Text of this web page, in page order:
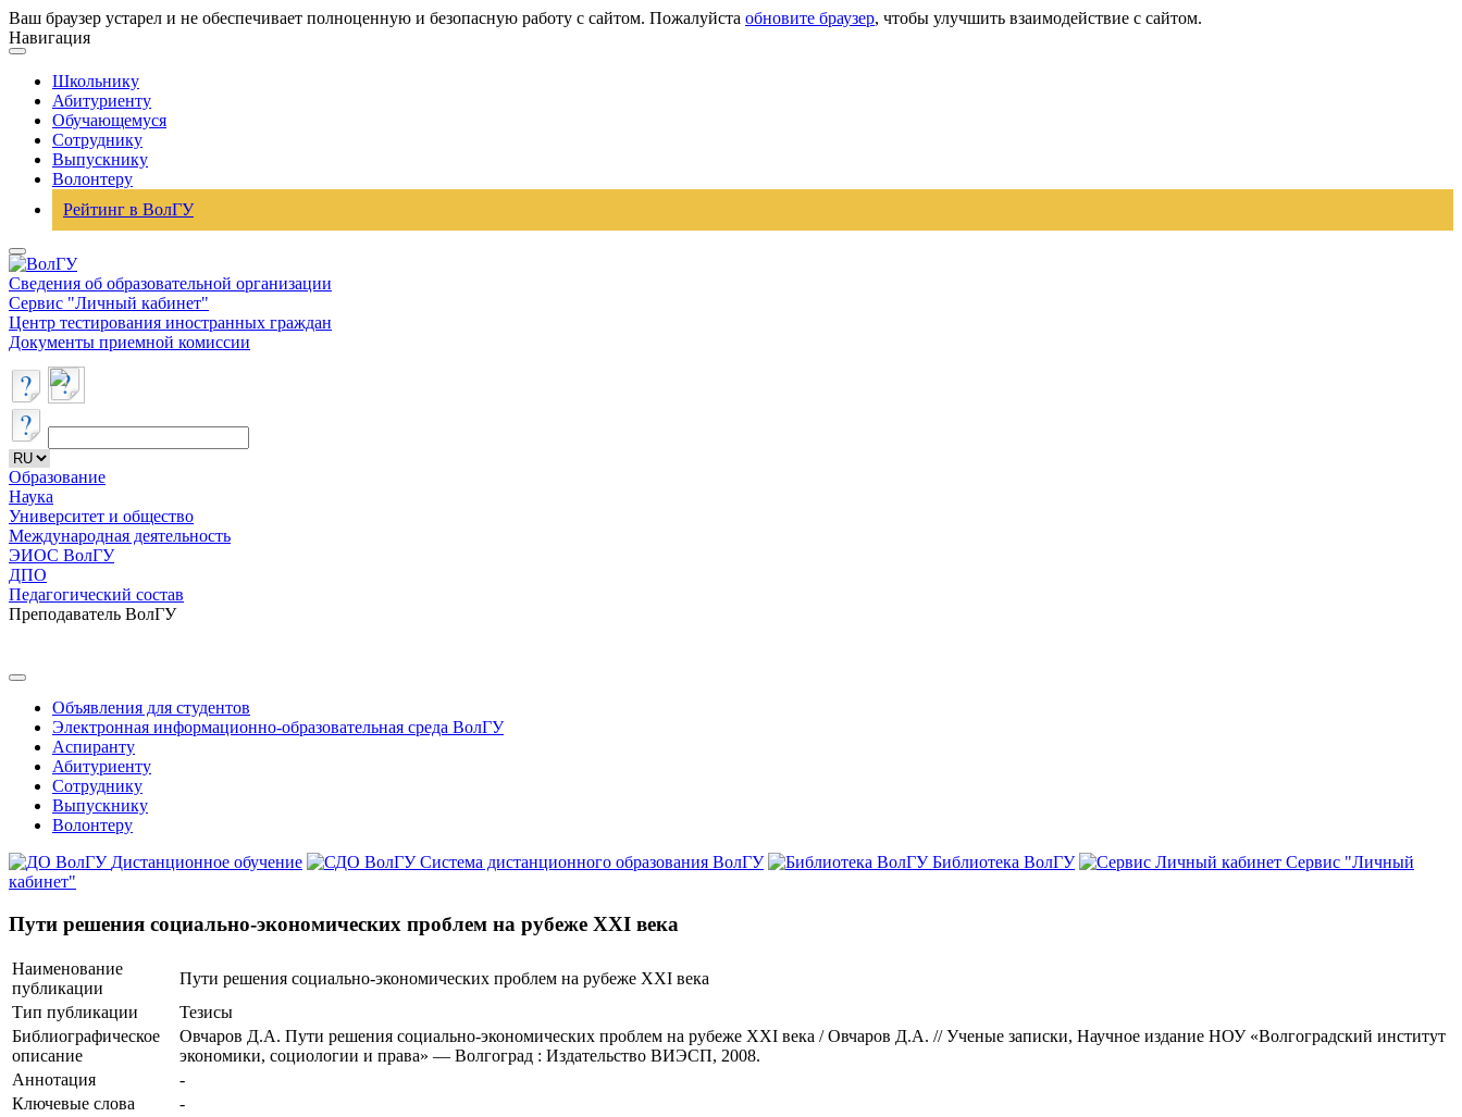
Ваш браузер устарел и не обеспечивает полноценную и безопасную работу с сайтом. Пожалуйста обновите браузер, чтобы улучшить взаимодействие с сайтом.
Навигация
Школьнику
Абитуриенту
Обучающемуся
Сотруднику
Выпускнику
Волонтеру
Рейтинг в ВолГУ
Сведения об образовательной организации
Сервис "Личный кабинет"
Центр тестирования иностранных граждан
Документы приемной комиссии
Образование
Наука
Университет и общество
Международная деятельность
ЭИОС ВолГУ
ДПО
Педагогический состав
Преподаватель ВолГУ
Объявления для студентов
Электронная информационно-образовательная среда ВолГУ
Аспиранту
Абитуриенту
Сотруднику
Выпускнику
Волонтеру
Дистанционное обучение
Система дистанционного образования ВолГУ Библиотека ВолГУ
Сервис "Личный
кабинет"
Пути решения социально-экономических проблем на рубеже XXI века
Наименование
публикации
Пути решения социально-экономических проблем на рубеже XXI века
Тип публикации
Тезисы
Библиографическое
описание
Овчаров Д.А. Пути решения социально-экономических проблем на рубеже XXI века / Овчаров Д.А. // Ученые записки, Научное издание НОУ «Волгоградский институт
экономики, социологии и права» — Волгоград : Издательство ВИЭСП, 2008.
Аннотация
-
Ключевые cлова
-